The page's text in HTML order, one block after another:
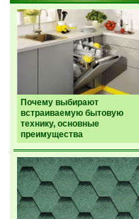
Почему выбирают
встраиваемую бытовую
технику, основные
преимущества